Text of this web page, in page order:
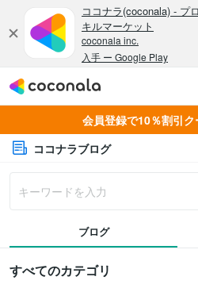
会員登録で10％割引ク
ココナラブログ
ブログ
すべてのカテゴリ